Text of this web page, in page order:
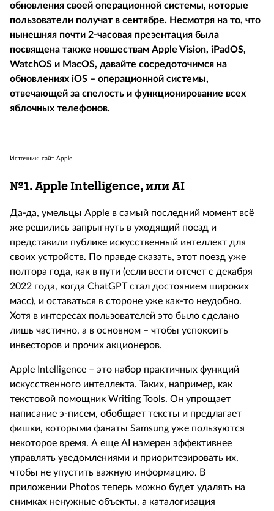
обновления своей операционной системы, которые
пользователи получат в сентябре. Несмотря на то, что
нынешняя почти 2-часовая презентация была
посвящена также новшествам Apple Vision, iPadOS,
WatchOS и MacOS, давайте сосредоточимся на
обновлениях iOS – операционной системы,
отвечающей за спелость и функционирование всех
яблочных телефонов.
Источник: сайт Apple
№1.Apple Intelligence, илиAI
Да-да, умельцы Apple в самый последний момент всё
же решились запрыгнуть в уходящий поезд и
представили публике искусственный интеллект для
своих устройств. По правде сказать, этот поезд уже
полтора года, как в пути (если вести отсчет с декабря
2022 года, когда ChatGPT стал достоянием широких
масс), и оставаться в стороне уже как-то неудобно.
Хотя в интересах пользователей это было сделано
лишь частично, а в основном – чтобы успокоить
инвесторов и прочих акционеров.
Apple Intelligence – это набор практичных функций
искусственного интеллекта. Таких, например, как
текстовой помощник Writing Tools. Он упрощает
написание э-писем, обобщает тексты и предлагает
фишки, которыми фанаты Samsung уже пользуются
некоторое время. А еще AI намерен эффективнее
управлять уведомлениями и приоритезировать их,
чтобы не упустить важную информацию. В
приложении Photos теперь можно будет удалять на
снимках ненужные объекты, а каталогизация